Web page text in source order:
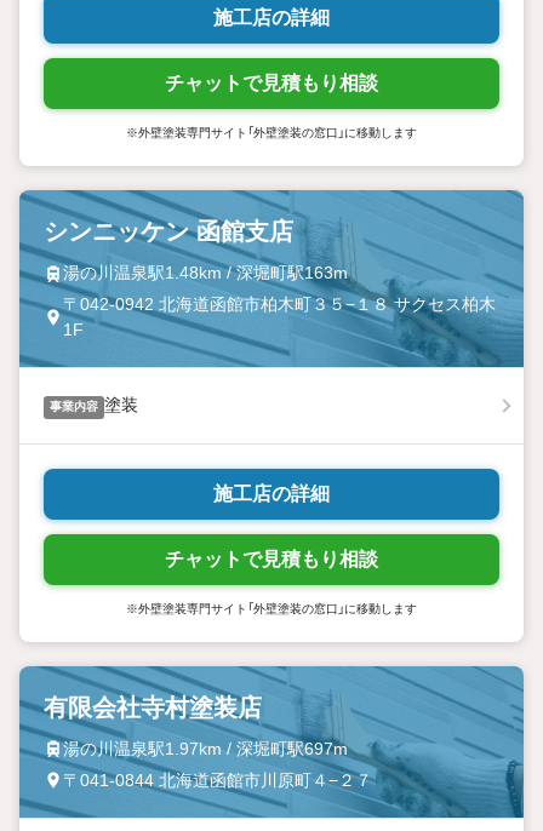
施工店の詳細
チャットで見積もり相談
※外壁塗装専門サイト「外壁塗装の窓口」に移動します
シンニッケン 函館支店
湯の川温泉駅1.48km / 深堀町駅163m
〒042-0942 北海道函館市柏木町３５−１８ サクセス柏木
1F
事業内容 塗装
施工店の詳細
チャットで見積もり相談
※外壁塗装専門サイト「外壁塗装の窓口」に移動します
有限会社寺村塗装店
湯の川温泉駅1.97km / 深堀町駅697m
〒041-0844 北海道函館市川原町４−２７